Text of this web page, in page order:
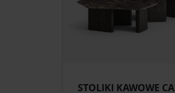
STOLIKI KAWOWE